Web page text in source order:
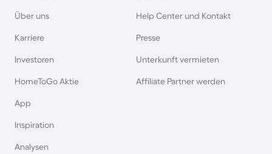
Über uns
Karriere
Investoren
HomeToGo Aktie
App
Inspiration
Analysen
Help Center und Kontakt
Presse
Unterkunft vermieten
Affiliate Partner werden